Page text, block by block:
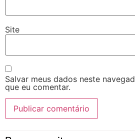
Site
Salvar meus dados neste
que eu comentar.